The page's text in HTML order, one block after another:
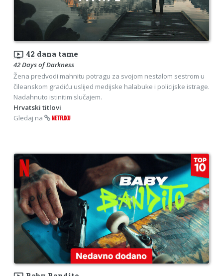
ondemand_video 42 dana tame
42 Days of Darkness
Žena predvodi mahnitu potragu za svojom nestalom sestrom u
čileanskom gradiću uslijed medijske halabuke i policijske istrage.
Nadahnuto istinitim slučajem.
Hrvatski titlovi
Gledaj na
NETFLIXU